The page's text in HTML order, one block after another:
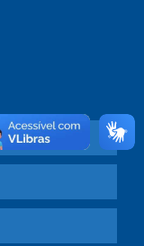
- CENTRO